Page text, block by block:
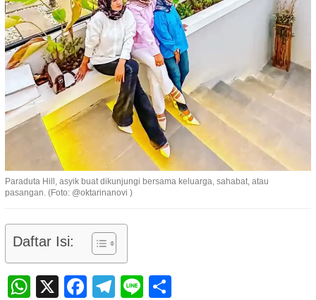
Paraduta Hill, asyik buat dikunjungi bersama keluarga, sahabat, atau
pasangan. (Foto: @oktarinanovi )
Daftar Isi:
WhatsApp
X Facebook
Telegram
Line